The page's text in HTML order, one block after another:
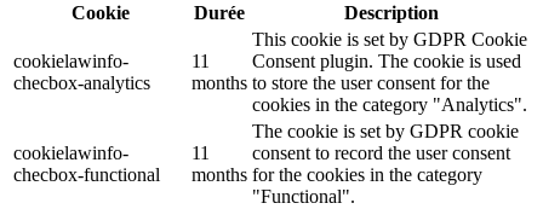
Cookie
Durée Description
cookielawinfo-
checbox-analytics
11
months
This cookie is set by GDPR Cookie
Consent plugin. The cookie is used
to store the user consent for the
cookies in the category "Analytics".
cookielawinfo-
checbox-functional
11
months
The cookie is set by GDPR cookie
consent to record the user consent
for the cookies in the category
"Functional".